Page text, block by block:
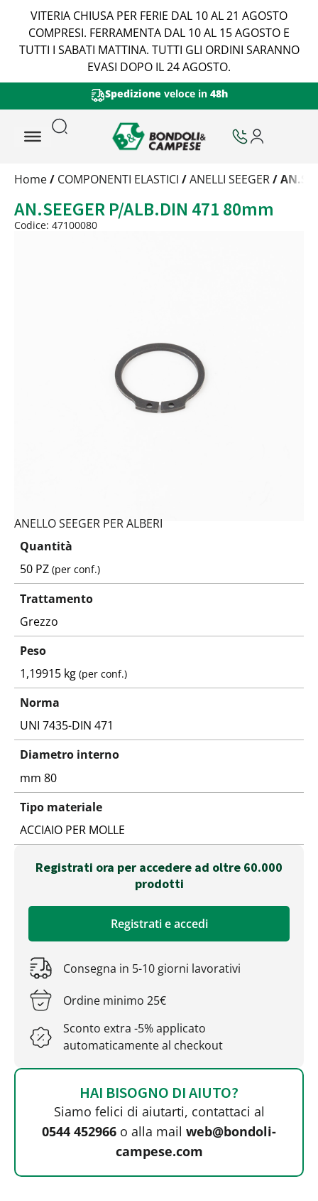
VITERIA CHIUSA PER FERIE DAL 10 AL 21 AGOSTO
COMPRESI. FERRAMENTA DAL 10 AL 15 AGOSTO E
TUTTI I SABATI MATTINA. TUTTI GLI ORDINI SARANNO
EVASI DOPO IL 24 AGOSTO.
Spedizione veloce in 48h
Trattamento
Peso
Quantità
Home/ COMPONENTI ELASTICI /ANELLI SEEGER/
AN.SEEGER P/ALB.DIN 471 80mm
Codice: 47100080
ANELLO SEEGER PER ALBERI
Quantità
50 PZ(per conf.)
Trattamento
Grezzo
Peso
1,19915 kg(per conf.)
Norma
UNI 7435-DIN 471
Diametro interno
mm 80
Tipo materiale
ACCIAIO PER MOLLE
Registrati ora per accedere ad oltre 60.000
prodotti
Registrati e accedi
Consegna in 5-10 giorni lavorativi
Ordine minimo 25€
Sconto extra -5% applicato
automaticamente al checkout
HAI BISOGNO DI AIUTO?
Siamo felici di aiutarti, contattaci al
0544 452966 o alla mail web@bondoli-
campese.com